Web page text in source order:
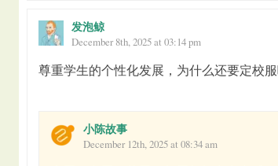
发泡鲸
December 8th, 2025 at 03:14 pm
尊重学生的个性化发展，为什么还要定校
小陈故事
December 12th, 2025 at 08:34 am